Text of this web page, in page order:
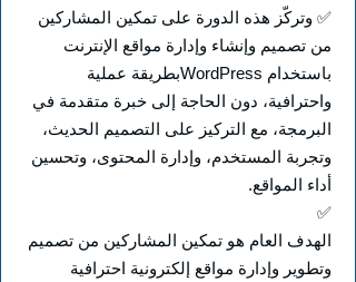
✅ وتركّز هذه الدورة على تمكين المشاركين
من تصميم وإنشاء وإدارة مواقع الإنترنت
باستخدام WordPressبطريقة عملية
واحترافية، دون الحاجة إلى خبرة متقدمة في
البرمجة، مع التركيز على التصميم الحديث،
وتجربة المستخدم، وإدارة المحتوى، وتحسين
أداء المواقع.
✅
الهدف العام هو تمكين المشاركين من تصميم
وتطوير وإدارة مواقع إلكترونية احترافية